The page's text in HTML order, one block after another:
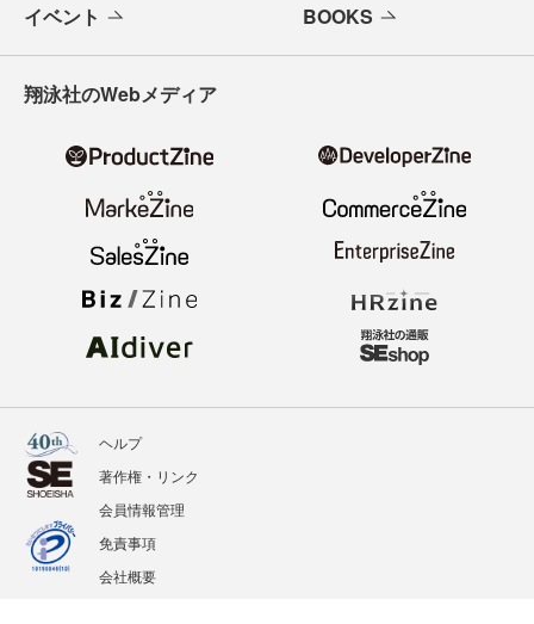
イベント BOOKS
翔泳社のWebメディア
ヘルプ
著作権・リンク
会員情報管理
免責事項
会社概要